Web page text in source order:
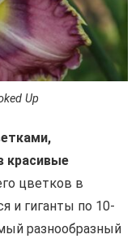
Up
красивые
цветков в
и гиганты по 10-
разнообразный